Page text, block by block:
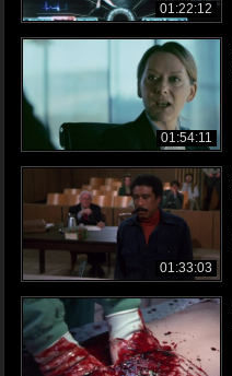
01:22:12
01:54:11
01:33:03